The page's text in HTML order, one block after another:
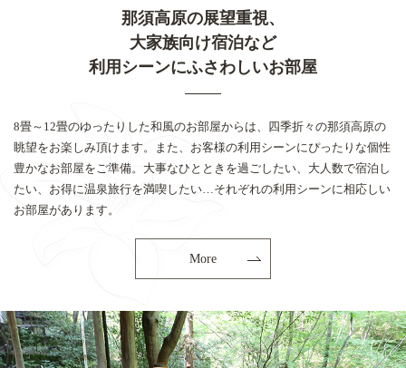
那須高原の展望重視、
大家族向け宿泊など
利用シーンにふさわしいお部屋
8畳～12畳のゆったりした和風のお部屋からは、四季折々の那須高原の
眺望をお楽しみ頂けます。また、お客様の利用シーンにぴったりな個性
豊かなお部屋をご準備。大事なひとときを過ごしたい、大人数で宿泊し
たい、お得に温泉旅行を満喫したい…それぞれの利用シーンに相応しい
お部屋があります。
More